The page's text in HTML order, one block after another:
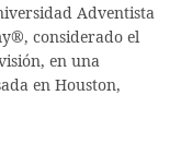
Adventista
considerado el
en una
en Houston,